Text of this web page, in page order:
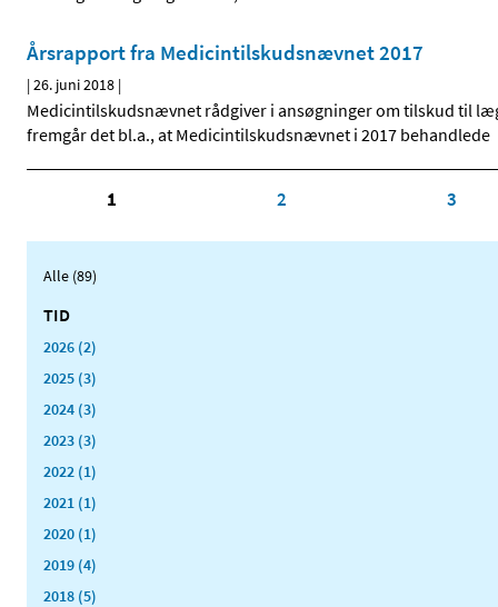
Årsrapport fra Medicintilskudsnævnet 2017
|26. juni 2018 |
Medicintilskudsnævnet rådgiver i ansøgninger om tilskud til
fremgår det bl.a., at Medicintilskudsnævnet i 2017 behandlede
1 2 3
Alle (89)
TID
2026 (2)
2025 (3)
2024 (3)
2023 (3)
2022 (1)
2021 (1)
2020 (1)
2019 (4)
2018 (5)